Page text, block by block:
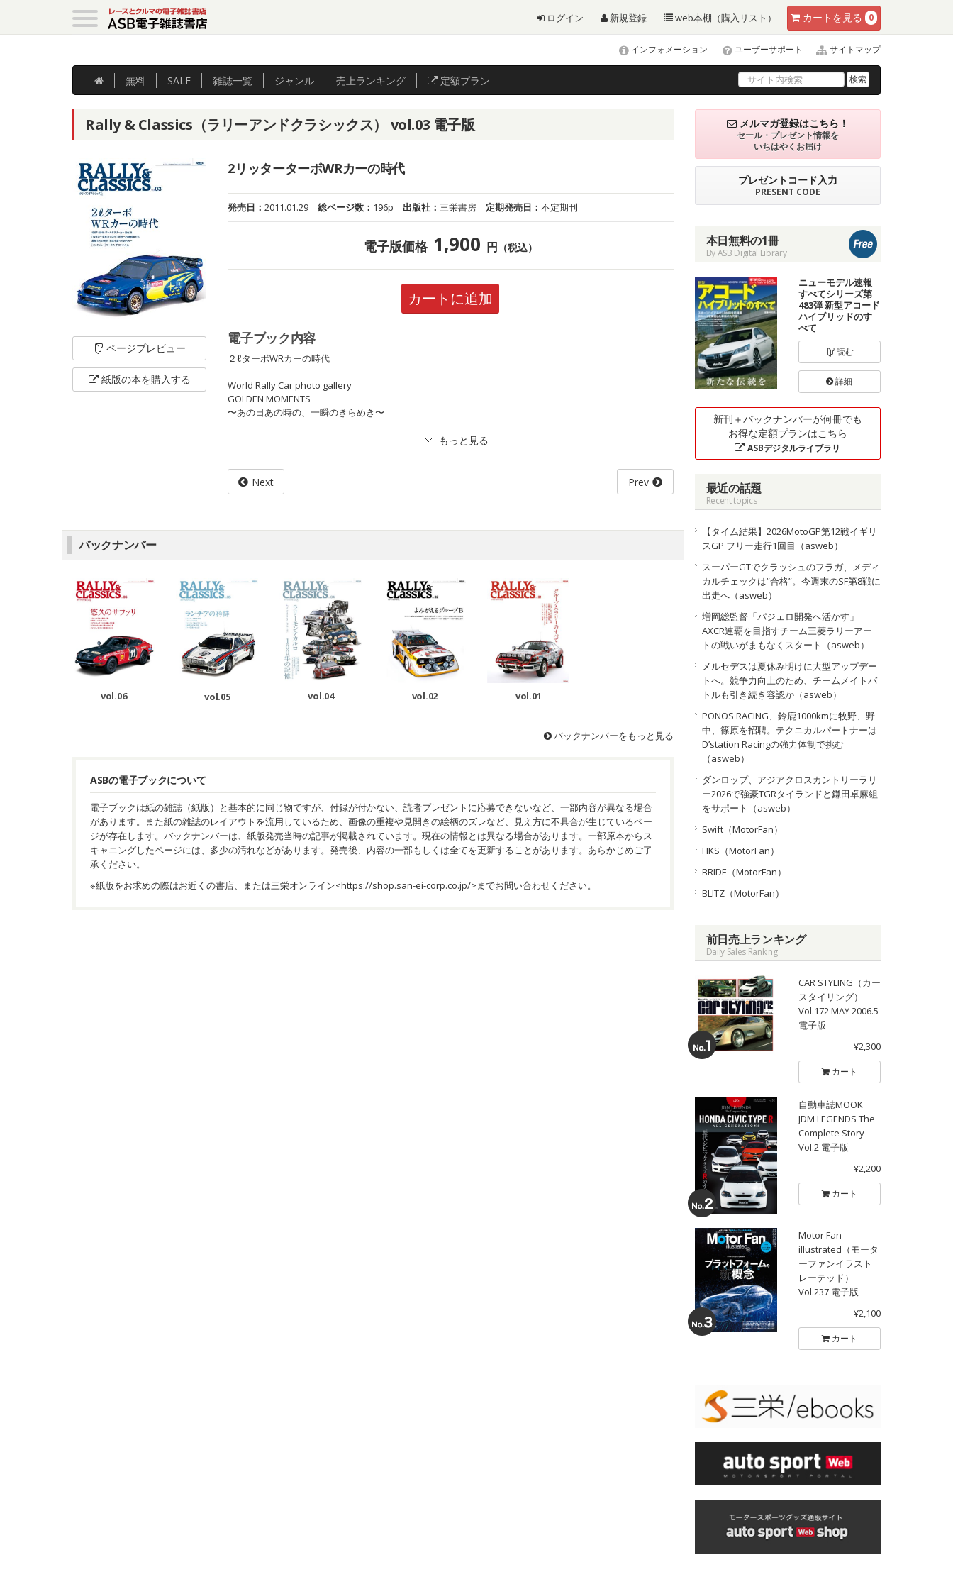
カート を見る 0
ログイン 新規登録 web本棚（購入リスト）
インフォメーション ユーザーサポート サイトマップ
無料 SALE 雑誌一覧 ジャンル 売上ランキング 定額プラン 検索
Rally & Classics（ラリーアンドクラシックス） vol.03 電子版
ページプレビュー
紙版の本を購入する
2リッターターボWRカーの時代
発売日：2011.01.29 総ページ数： 196p 出版社：三栄書房 定期発売日：不定期刊
電子版価格 1,900 円 （税込）
カートに追加
電子ブック内容
２ℓターボWRカーの時代
World Rally Car photo gallery
GOLDEN MOMENTS
〜あの日あの時の、一瞬のきらめき〜
Next Prev
バックナンバー
vol.06 vol.05 vol.04 vol.02 vol.01
バックナンバーをもっと見る
ASBの電子ブックについて
電子ブックは紙の雑誌（紙版）と基本的に同じ物ですが、付録が付かない、読者プレゼントに応募できないなど、一部内容が異なる場合
があります。また紙の雑誌のレイアウトを流用しているため、画像の重複や見開きの絵柄のズレなど、見え方に不具合が生じているペー
ジが存在します。バックナンバーは、紙版発売当時の記事が掲載されています。現在の情報とは異なる場合があります。一部原本からス
キャニングしたページには、多少の汚れなどがあります。発売後、内容の一部もしくは全てを更新することがあります。あらかじめご了
承ください。
※紙版をお求めの際はお近くの書店、または三栄オンライン<https://shop.san-ei-corp.co.jp/>までお問い合わせください。
メルマガ登録はこちら！
セール・プレゼント情報を
いちはやくお届け
プレゼントコード入力
PRESENT CODE
本日無料の1冊
By ASB Digital Library
ニューモデル速報
すべてシリーズ第
483弾 新型アコード
ハイブリッドのす
べて
読む
詳細
新刊＋バックナンバーが何冊でも
お得な定額プランはこちら
ASBデジタルライブラリ
最近の話題
Recent topics
【タイム結果】2026MotoGP第12戦イギリ
スGP フリー走行1回目（asweb）
スーパーGTでクラッシュのフラガ、メディ
カルチェックは“合格”。今週末のSF第8戦に
出走へ（asweb）
増岡総監督「パジェロ開発へ活かす」
AXCR連覇を目指すチーム三菱ラリーアー
トの戦いがまもなくスタート（asweb）
メルセデスは夏休み明けに大型アップデー
トへ。競争力向上のため、チームメイトバ
トルも引き続き容認か（asweb）
PONOS RACING、鈴鹿1000kmに牧野、野
中、篠原を招聘。テクニカルパートナーは
D’station Racingの強力体制で挑む
（asweb）
ダンロップ、アジアクロスカントリーラリ
ー2026で強豪TGRタイランドと鎌田卓麻組
をサポート（asweb）
Swift（MotorFan）
HKS（MotorFan）
BRIDE（MotorFan）
BLITZ（MotorFan）
前日売上ランキング
Daily Sales Ranking
CAR STYLING（カー
スタイリング）
Vol.172 MAY 2006.5
電子版
¥2,300
カート
自動車誌MOOK
JDM LEGENDS The
Complete Story
Vol.2 電子版
¥2,200
カート
Motor Fan
illustrated（モータ
ーファンイラスト
レーテッド）
Vol.237 電子版
¥2,100
カート